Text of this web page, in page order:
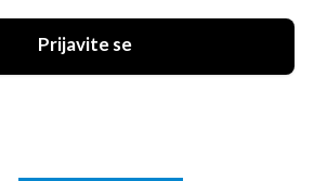
Prijavite se